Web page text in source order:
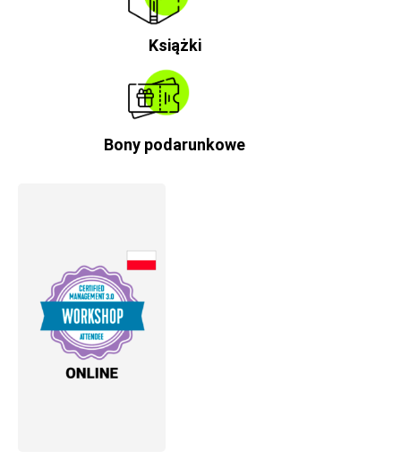
Książki
Bony podarunkowe